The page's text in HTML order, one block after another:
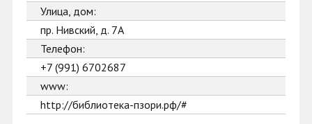
Улица, дом:
пр. Нивский, д. 7А
Телефон:
+7 (991) 6702687
www:
http://библиотека-пзори.рф/#